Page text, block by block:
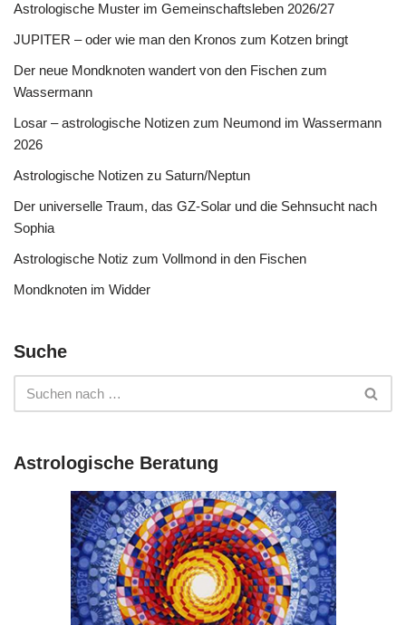
Astrologische Muster im Gemeinschaftsleben 2026/27
JUPITER – oder wie man den Kronos zum Kotzen bringt
Der neue Mondknoten wandert von den Fischen zum
Wassermann
Losar – astrologische Notizen zum Neumond im Wassermann
2026
Astrologische Notizen zu Saturn/Neptun
Der universelle Traum, das GZ-Solar und die Sehnsucht nach
Sophia
Astrologische Notiz zum Vollmond in den Fischen
Mondknoten im Widder
Suche
Astrologische Beratung